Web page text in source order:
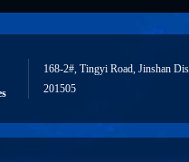
168-2#, Tingyi Road, Jinshan
201505